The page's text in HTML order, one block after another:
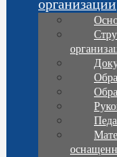
организации